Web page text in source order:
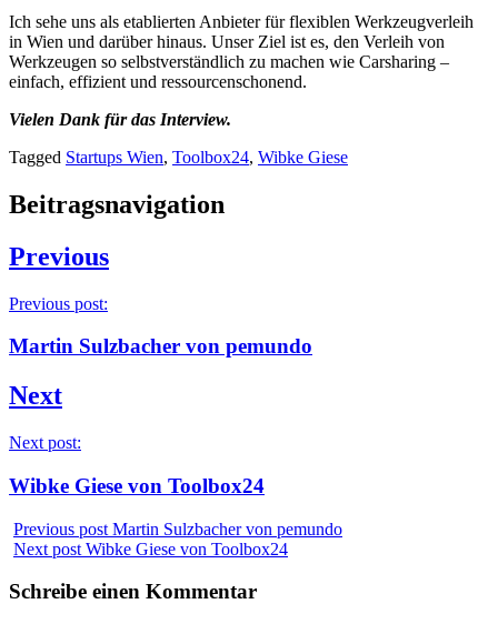
Ich sehe uns als etablierten Anbieter für flexiblen Werkzeugverleih
in Wien und darüber hinaus. Unser Ziel ist es, den Verleih von
Werkzeugen so selbstverständlich zu machen wie Carsharing –
einfach, effizient und ressourcenschonend.
Vielen Dank für das Interview.
Tagged Startups Wien, Toolbox24, Wibke Giese
Beitragsnavigation
Previous
Previous post:
Martin Sulzbacher von pemundo
Next
Next post:
Wibke Giese von Toolbox24
Previous post Martin Sulzbacher von pemundo
Next post Wibke Giese von Toolbox24
Schreibe einen Kommentar